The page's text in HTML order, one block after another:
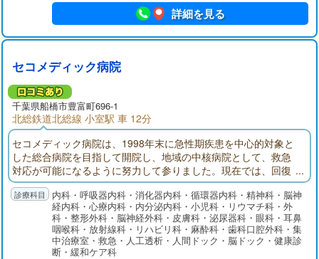
詳細を見る
セコメディック病院
千葉県船橋市豊富町696-1
北総鉄道北総線 小室駅 車 12分
セコメディック病院は、1998年末に急性期疾患を中心的対象と
した総合病院を目指して開院し、地域の中核病院として、救急
対応が可能になるように努力して参りました。現在では、回復
期リハビリテーション病棟、地域包括ケア病棟を備え、在宅医
療にも注力しております。
内科・呼吸器内科・消化器内科・循環器内科・精神科・脳神
経内科・心療内科・内分泌内科・小児科・リウマチ科・外
科・整形外科・脳神経外科・皮膚科・泌尿器科・眼科・耳鼻
咽喉科・放射線科・リハビリ科・麻酔科・歯科口腔外科・集
中治療室・救急・人工透析・人間ドック・脳ドック・健康診
断・緩和ケア科